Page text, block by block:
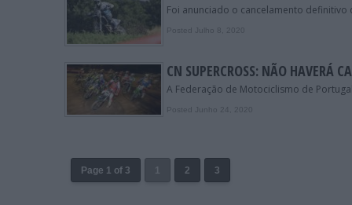
Foi anunciado o cancelamento
Posted Julho 8, 2020
CN SUPERCROSS: NÃO HAVERÁ
A Federação de Motociclismo de
Posted Junho 24, 2020
Page 1 of 3 1 2 3